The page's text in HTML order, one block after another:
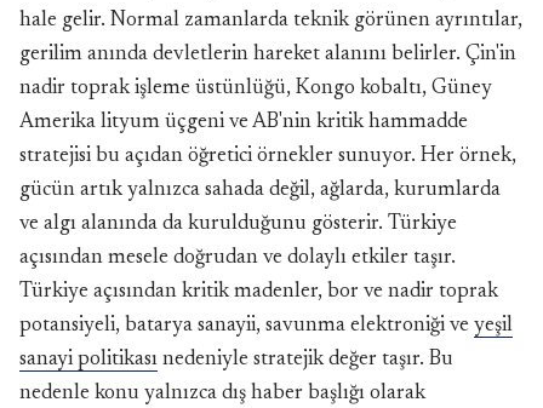
hale gelir. Normal zamanlarda teknik görünen ayrıntılar,
gerilim anında devletlerin hareket alanını belirler. Çin'in
nadir toprak işleme üstünlüğü, Kongo kobaltı, Güney
Amerika lityum üçgeni ve AB'nin kritik hammadde
stratejisi bu açıdan öğretici örnekler sunuyor. Her örnek,
gücün artık yalnızca sahada değil, ağlarda, kurumlarda
ve algı alanında da kurulduğunu gösterir. Türkiye
açısından mesele doğrudan ve dolaylı etkiler taşır.
Türkiye açısından kritik madenler, bor ve nadir toprak
potansiyeli, batarya sanayii, savunma elektroniği ve yeşil
sanayi politikası nedeniyle stratejik değer taşır. Bu
nedenle konu yalnızca dış haber başlığı olarak